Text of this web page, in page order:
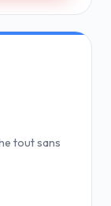
tout sans